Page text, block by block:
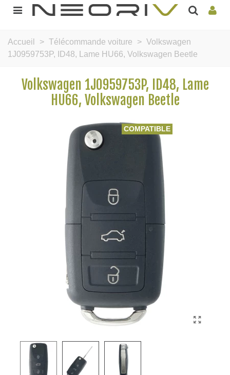
Accueil > Télécommande voiture > Volkswagen
1J0959753P, ID48, Lame HU66, Volkswagen Beetle
Volkswagen 1J0959753P, ID48, Lame
HU66, Volkswagen Beetle
COMPATIBLE